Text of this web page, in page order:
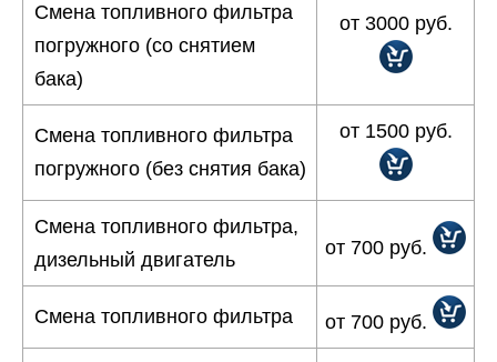
Смена топливного фильтра
погружного (со снятием
бака)
от 3000 руб.
Смена топливного фильтра
погружного (без снятия бака)
от 1500 руб.
Смена топливного фильтра,
дизельный двигатель
от 700 руб.
Смена топливного фильтра от 700 руб.